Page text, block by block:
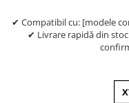
Suruburi
Suspensie
✔ Compatibil cu: [modele
✔ Livrare rapidă din